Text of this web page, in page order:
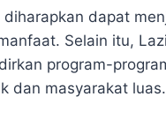
dapat
Selain itu,
program-
dan masyarakat luas.